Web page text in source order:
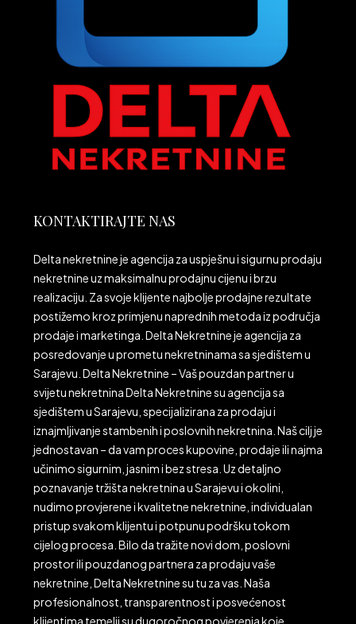
KONTAKTIRAJTE NAS
Delta nekretnine je agencija za uspješnu i sigurnu prodaju
nekretnine uz maksimalnu prodajnu cijenu i brzu
realizaciju. Za svoje klijente najbolje prodajne rezultate
postižemo kroz primjenu naprednih metoda iz područja
prodaje i marketinga. Delta Nekretnine je agencija za
posredovanje u prometu nekretninama sa sjedištem u
Sarajevu. Delta Nekretnine – Vaš pouzdan partner u
svijetu nekretnina Delta Nekretnine su agencija sa
sjedištem u Sarajevu, specijalizirana za prodaju i
iznajmljivanje stambenih i poslovnih nekretnina. Naš cilj je
jednostavan – da vam proces kupovine, prodaje ili najma
učinimo sigurnim, jasnim i bez stresa. Uz detaljno
poznavanje tržišta nekretnina u Sarajevu i okolini,
nudimo provjerene i kvalitetne nekretnine, individualan
pristup svakom klijentu i potpunu podršku tokom
cijelog procesa. Bilo da tražite novi dom, poslovni
prostor ili pouzdanog partnera za prodaju vaše
nekretnine, Delta Nekretnine su tu za vas. Naša
profesionalnost, transparentnost i posvećenost
klijentima temelji su dugoročnog povjerenja koje